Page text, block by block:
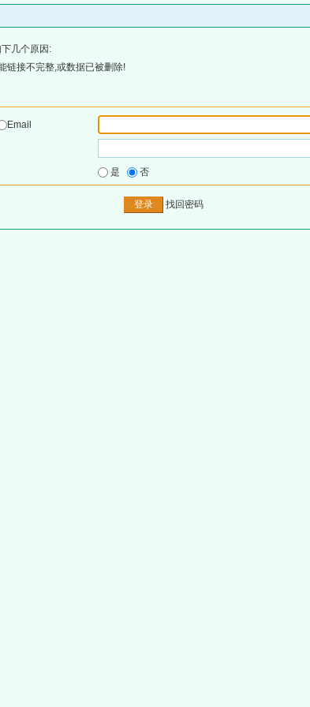
几个原因:
链接不完整,或数据已被删除!
Email
是 否
找回密码